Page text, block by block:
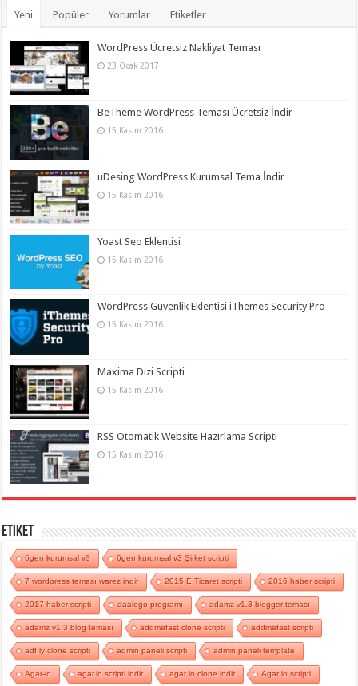
Yeni Popüler Yorumlar Etiketler
WordPress Ücretsiz Nakliyat Teması
23 Ocak 2017
BeTheme WordPress Teması Ücretsiz İndir
15 Kasım 2016
uDesing WordPress Kurumsal Tema İndir
15 Kasım 2016
Yoast Seo Eklentisi
15 Kasım 2016
WordPress Güvenlik Eklentisi iThemes Security Pro
15 Kasım 2016
Maxima Dizi Scripti
15 Kasım 2016
RSS Otomatik Website Hazırlama Scripti
15 Kasım 2016
Etiket
6gen kurumsal v3 6gen kurumsal v3 Şirket scripti
7 wordpress teması warez indir 2015 E Ticaret scripti 2016 haber scripti
2017 haber scripti aaalogo programı adamz v1.3 blogger teması
adamz v1.3 blog teması addmefast clone scripti addmefast scripti
adf.ly clone scripti admin paneli scripti admin paneli template
Agar-io agar.io scripti indir agar io clone indir Agar io scripti